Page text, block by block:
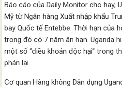
Báo cáo của Daily Monitor cho hay,
Mỹ từ Ngân hàng Xuất nhập khẩu
bay Quốc tế Entebbe. Thời hạn của
trong đó có 7 năm ân hạn. Uganda
một số “điều khoản độc hại” trong
phán lại.
Cơ quan Hàng không Dân dụng